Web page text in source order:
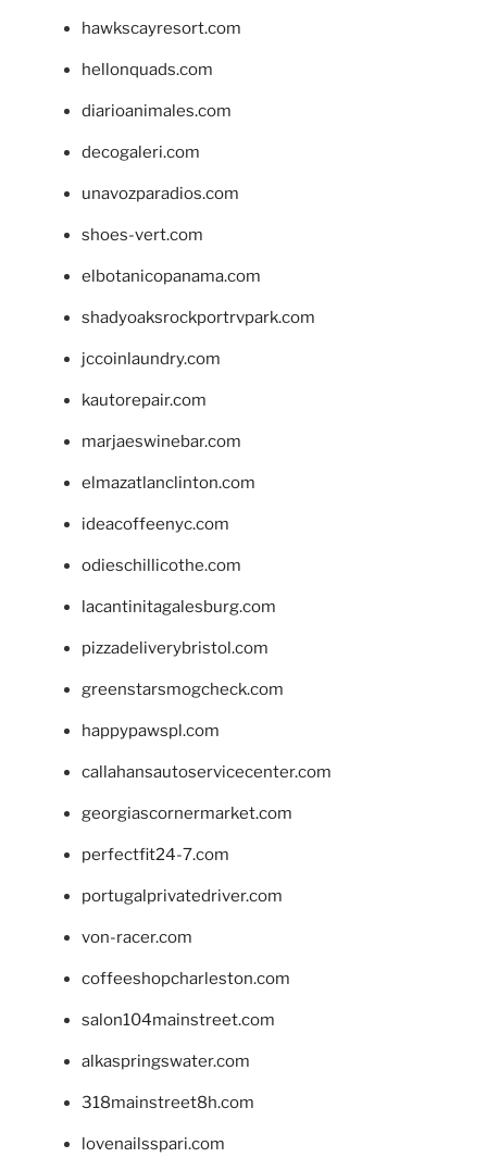
hawkscayresort.com
hellonquads.com
diarioanimales.com
decogaleri.com
unavozparadios.com
shoes-vert.com
elbotanicopanama.com
shadyoaksrockportrvpark.com
jccoinlaundry.com
kautorepair.com
marjaeswinebar.com
elmazatlanclinton.com
ideacoffeenyc.com
odieschillicothe.com
lacantinitagalesburg.com
pizzadeliverybristol.com
greenstarsmogcheck.com
happypawspl.com
callahansautoservicecenter.com
georgiascornermarket.com
perfectfit24-7.com
portugalprivatedriver.com
von-racer.com
coffeeshopcharleston.com
salon104mainstreet.com
alkaspringswater.com
318mainstreet8h.com
lovenailsspari.com